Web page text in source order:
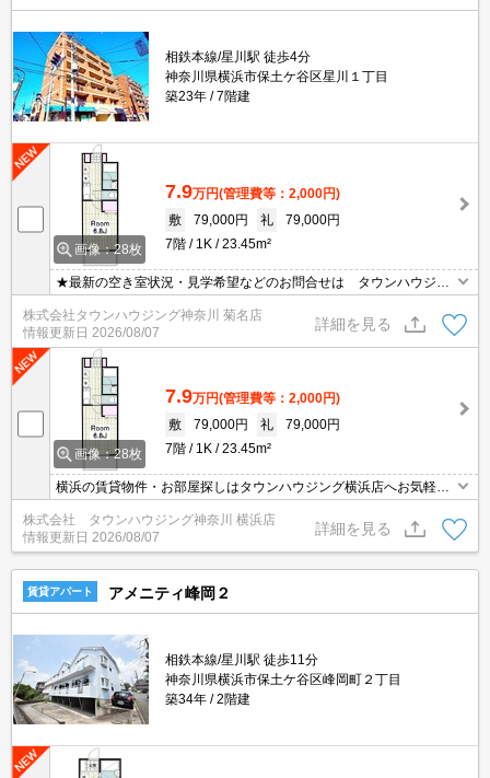
相鉄本線/星川駅 徒歩4分
神奈川県横浜市保土ケ谷区星川１丁目
築23年
7階建
画像：28枚
7.9万円(管理費等：2,000円)
敷
79,000円 礼
79,000円
7階
1K 23.45m²
★最新の空き室状況・見学希望などのお問合せは タウンハウジン
グまでお気軽に♪★
株式会社タウンハウジング神奈川 菊名店
情報更新日 2026/08/07
詳細を見る
画像：28枚
7.9万円(管理費等：2,000円)
敷
79,000円 礼
79,000円
7階
1K 23.45m²
横浜の賃貸物件・お部屋探しはタウンハウジング横浜店へお気軽に
ご相談下さい！
株式会社 タウンハウジング神奈川 横浜店
情報更新日 2026/08/07
詳細を見る
賃貸アパート アメニティ峰岡２
相鉄本線/星川駅 徒歩11分
神奈川県横浜市保土ケ谷区峰岡町２丁目
築34年
2階建